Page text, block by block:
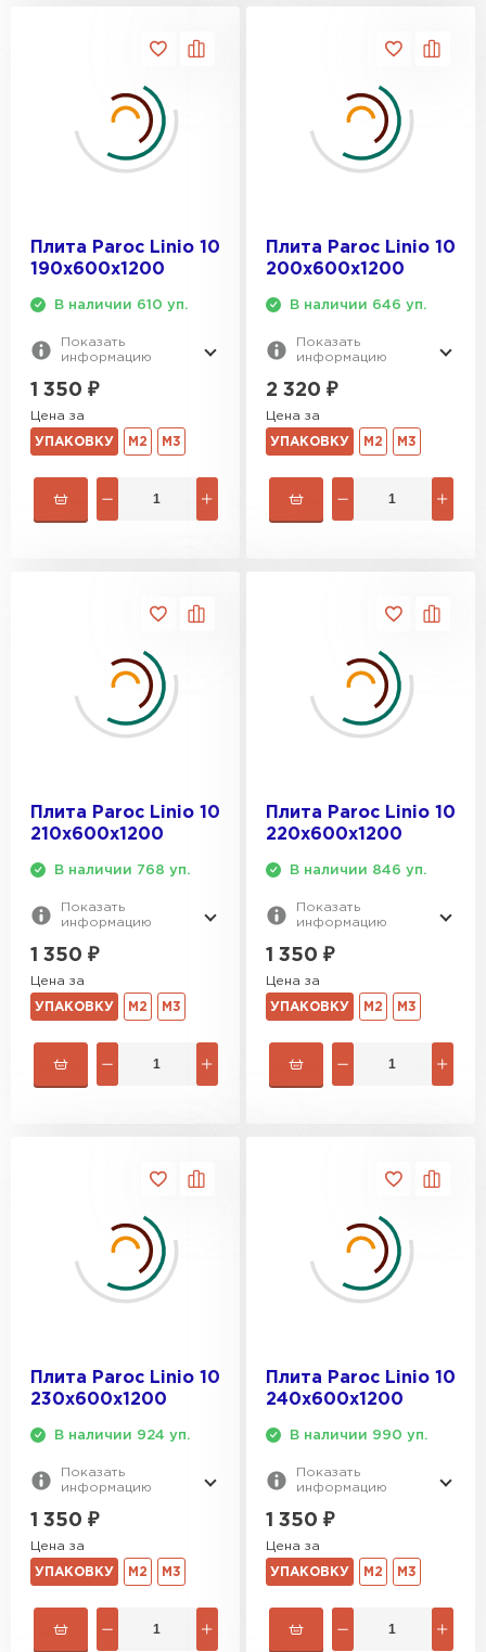
Плита Paroc Linio 10
190х600х1200
В наличии 610 уп.
Показать
информацию
1 350 ₽
Цена за
УПАКОВКУ М2 М3
Плита Paroc Linio 10
200х600х1200
В наличии 646 уп.
Показать
информацию
2 320 ₽
Цена за
УПАКОВКУ М2 М3
Плита Paroc Linio 10
210х600х1200
В наличии 768 уп.
Показать
информацию
1 350 ₽
Цена за
УПАКОВКУ М2 М3
Плита Paroc Linio 10
220х600х1200
В наличии 846 уп.
Показать
информацию
1 350 ₽
Цена за
УПАКОВКУ М2 М3
Плита Paroc Linio 10
230х600х1200
В наличии 924 уп.
Показать
информацию
1 350 ₽
Цена за
УПАКОВКУ М2 М3
Плита Paroc Linio 10
240х600х1200
В наличии 990 уп.
Показать
информацию
1 350 ₽
Цена за
УПАКОВКУ М2 М3